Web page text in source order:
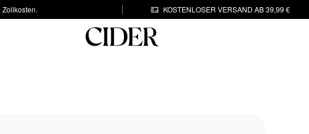
KOSTENLOSER VERSAND AB 39,99 €